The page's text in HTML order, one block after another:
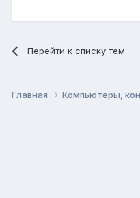
Перейти к списку тем
Главная Компьютеры,